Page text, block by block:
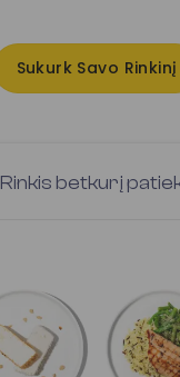
Sukurk Savo Rinkinį
Rinkis betkurį